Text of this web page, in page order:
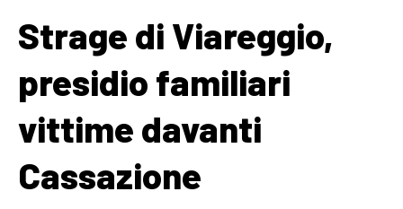
Strage di Viareggio,
presidio familiari
vittime davanti
Cassazione